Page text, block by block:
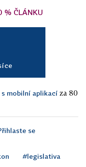
% ČLÁNKU
s mobilní aplikací za 80
se
#legislativa